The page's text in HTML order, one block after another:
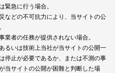
緊急に行う場合。
などの不可抗力により、当サイトの公
業者の任務が提供されない場合。
るいは技術上当社が当サイトの公開一
停止が必要であるか、または不測の事
当サイトの公開が困難と判断した場